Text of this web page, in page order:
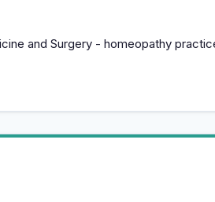
and Surgery - homeopathy